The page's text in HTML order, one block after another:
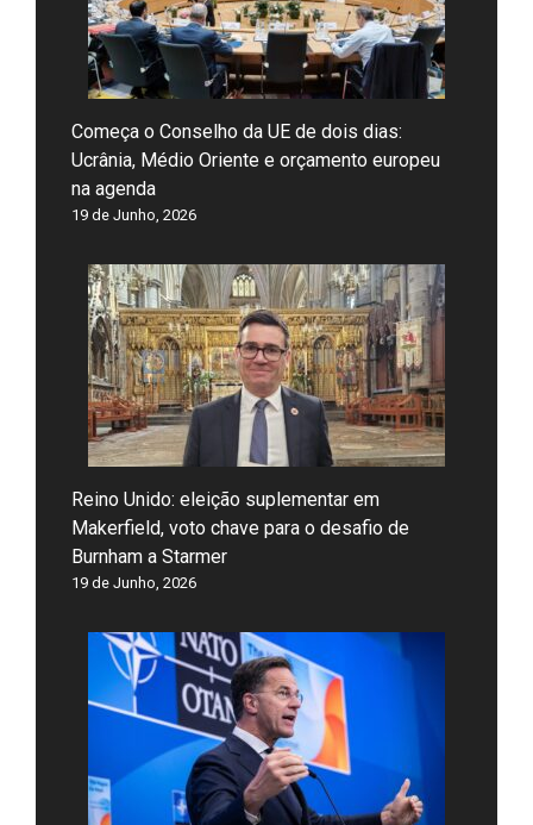
Começa o Conselho da UE de dois dias:
Ucrânia, Médio Oriente e orçamento europeu
na agenda
19 de Junho, 2026
Reino Unido: eleição suplementar em
Makerfield, voto chave para o desafio de
Burnham a Starmer
19 de Junho, 2026